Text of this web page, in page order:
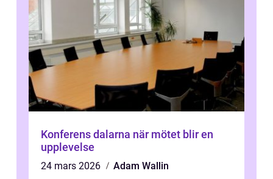
Konferens dalarna när mötet blir en
upplevelse
24 mars 2026
Adam Wallin